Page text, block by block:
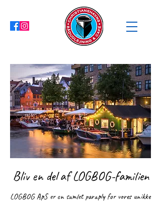
Bliv en del af LOGBOG-familien
LOGBOG ApS er en samlet paraply for vores unikke